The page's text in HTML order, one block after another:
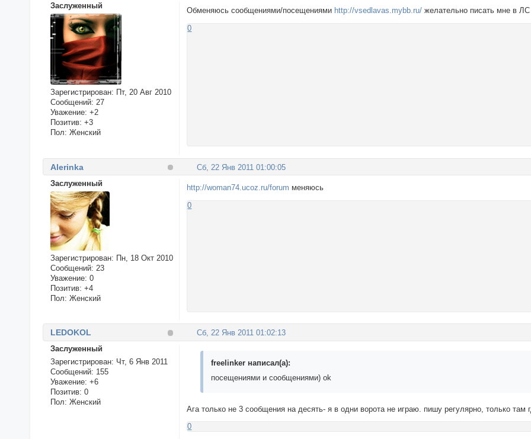
Заслуженный
Зарегистрирован: Пт, 20 Авг 2010
Сообщений: 27
Уважение: +2
Позитив: +3
Пол: Женский
Обменяюсь сообщениями/посещениями http://vsedlavas.mybb.ru/ желательно писать мне в
0
Сб, 22 Янв 2011 01:00:05
Alerinka
Заслуженный
Зарегистрирован: Пн, 18 Окт 2010
Сообщений: 23
Уважение: 0
Позитив: +4
Пол: Женский
http://woman74.ucoz.ru/forum меняюсь
0
Сб, 22 Янв 2011 01:02:13
LEDOKOL
Заслуженный
Зарегистрирован: Чт, 6 Янв 2011
Сообщений: 155
Уважение: +6
Позитив: 0
Пол: Женский
freelinker написал(а):
посещениями и сообщениями) ok
Ага только не 3 сообщения на десять- я в одни ворота не играю. пишу регулярно, только там
0